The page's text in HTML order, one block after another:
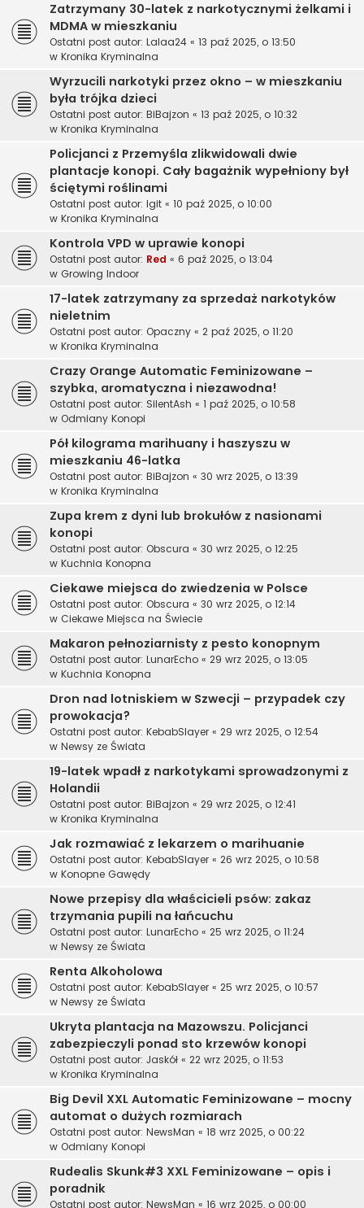
Zatrzymany 30-latek z narkotycznymi żelkami i
MDMA w mieszkaniu
Ostatni post autor: Lalaa24 « 13 paź 2025, o 13:50
w Kronika Kryminalna
Wyrzucili narkotyki przez okno – w mieszkaniu
była trójka dzieci
Ostatni post autor: BiBajzon « 13 paź 2025, o 10:32
w Kronika Kryminalna
Policjanci z Przemyśla zlikwidowali dwie
plantacje konopi. Cały bagażnik wypełniony był
ściętymi roślinami
Ostatni post autor: Igit « 10 paź 2025, o 10:00
w Kronika Kryminalna
Kontrola VPD w uprawie konopi
Ostatni post autor: Red « 6 paź 2025, o 13:04
w Growing Indoor
17-latek zatrzymany za sprzedaż narkotyków
nieletnim
Ostatni post autor: Opaczny « 2 paź 2025, o 11:20
w Kronika Kryminalna
Crazy Orange Automatic Feminizowane –
szybka, aromatyczna i niezawodna!
Ostatni post autor: SilentAsh « 1 paź 2025, o 10:58
w Odmiany Konopi
Pół kilograma marihuany i haszyszu w
mieszkaniu 46-latka
Ostatni post autor: BiBajzon « 30 wrz 2025, o 13:39
w Kronika Kryminalna
Zupa krem z dyni lub brokułów z nasionami
konopi
Ostatni post autor: Obscura « 30 wrz 2025, o 12:25
w Kuchnia Konopna
Ciekawe miejsca do zwiedzenia w Polsce
Ostatni post autor: Obscura « 30 wrz 2025, o 12:14
w Ciekawe Miejsca na Świecie
Makaron pełnoziarnisty z pesto konopnym
Ostatni post autor: LunarEcho « 29 wrz 2025, o 13:05
w Kuchnia Konopna
Dron nad lotniskiem w Szwecji – przypadek czy
prowokacja?
Ostatni post autor: KebabSlayer « 29 wrz 2025, o 12:54
w Newsy ze Świata
19-latek wpadł z narkotykami sprowadzonymi z
Holandii
Ostatni post autor: BiBajzon « 29 wrz 2025, o 12:41
w Kronika Kryminalna
Jak rozmawiać z lekarzem o marihuanie
Ostatni post autor: KebabSlayer « 26 wrz 2025, o 10:58
w Konopne Gawędy
Nowe przepisy dla właścicieli psów: zakaz
trzymania pupili na łańcuchu
Ostatni post autor: LunarEcho « 25 wrz 2025, o 11:24
w Newsy ze Świata
Renta Alkoholowa
Ostatni post autor: KebabSlayer « 25 wrz 2025, o 10:57
w Newsy ze Świata
Ukryta plantacja na Mazowszu. Policjanci
zabezpieczyli ponad sto krzewów konopi
Ostatni post autor: Jaskół « 22 wrz 2025, o 11:53
w Kronika Kryminalna
Big Devil XXL Automatic Feminizowane – mocny
automat o dużych rozmiarach
Ostatni post autor: NewsMan « 18 wrz 2025, o 00:22
w Odmiany Konopi
Rudealis Skunk#3 XXL Feminizowane – opis i
poradnik
Ostatni post autor: NewsMan « 16 wrz 2025, o 00:00